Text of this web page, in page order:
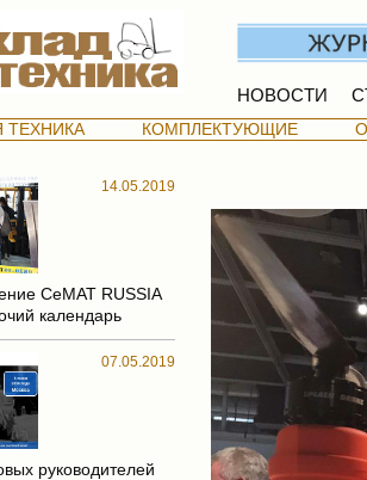
НОВОСТИ
ТЕХНИКА КОМПЛЕКТУЮЩИЕ
14.05.2019
CeMAT RUSSIA
календарь
07.05.2019
руководителей